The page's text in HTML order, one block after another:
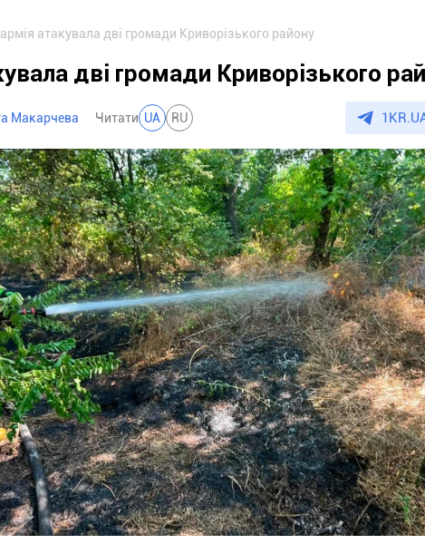
атакувала дві громади Криворізького району
дві громади Криворізького
Макарчева Читати UA RU